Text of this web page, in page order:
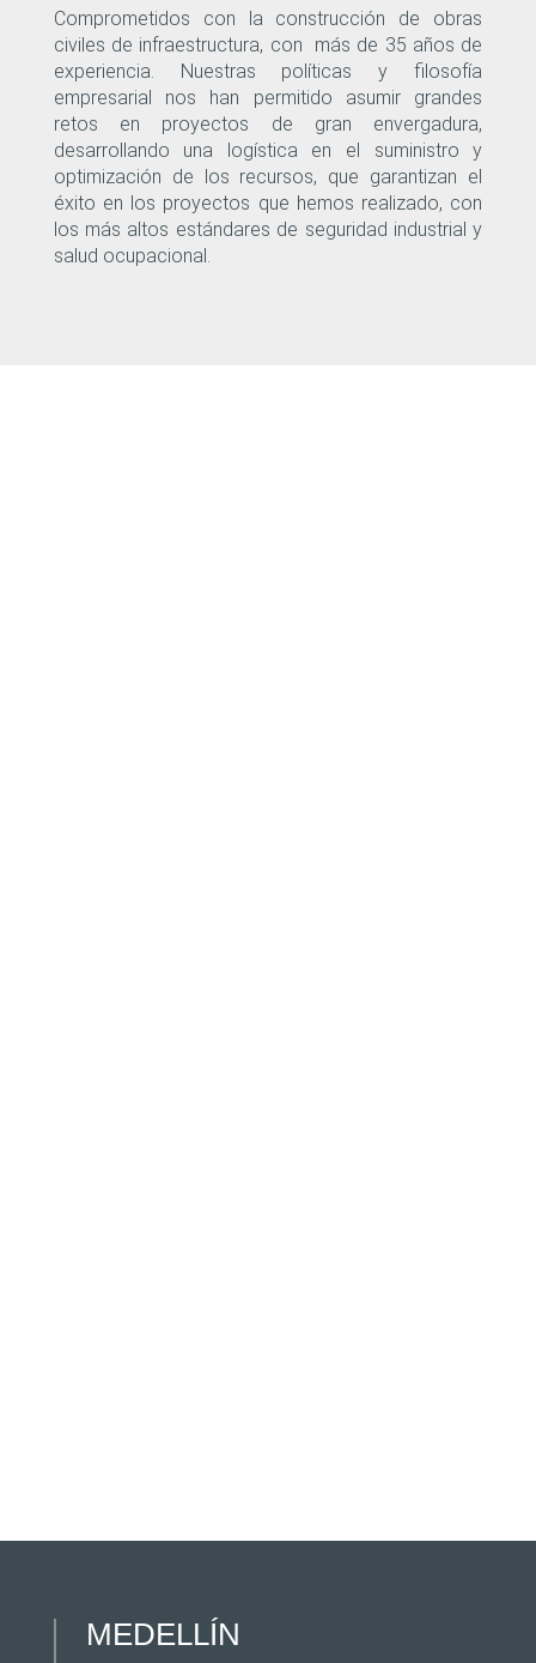
Comprometidos con la construcción de obras
civiles de infraestructura, con más de 35 años de
experiencia. Nuestras políticas y filosofía
empresarial nos han permitido asumir grandes
retos en proyectos de gran envergadura,
desarrollando una logística en el suministro y
optimización de los recursos, que garantizan el
éxito en los proyectos que hemos realizado, con
los más altos estándares de seguridad industrial y
salud ocupacional.
MEDELLÍN